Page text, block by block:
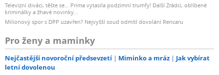
Televizní diváci, těšte se... Prima vytasila podzimní trumfy! Další Zrádci, oblíbené
kriminálky a žhavé novinky...
Milionový spor s DPP uzavřen? Nejvyšší soud odmítl dovolání Rencaru
Pro ženy a maminky
Nejčastější novoroční předsevzetí Miminko a mráz
Jak vybírat
letní dovolenou